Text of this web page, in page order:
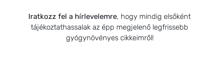
2022.01.26.
Termékenység kézikönyve
Iratkozz fel a hírlevelemre, hogy mindig elsőként
tájékoztathassalak az épp megjelenő legfrissebb
gyógynövényes cikkeimről!